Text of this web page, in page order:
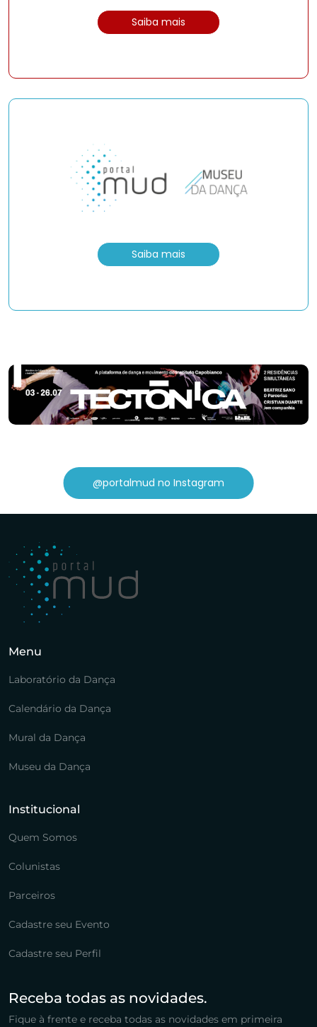
Saiba mais
Saiba mais
@portalmud no Instagram
Menu
Laboratório da Dança
Calendário da Dança
Mural da Dança
Museu da Dança
Institucional
Quem Somos
Colunistas
Parceiros
Cadastre seu Evento
Cadastre seu Perfil
Receba todas as novidades.
Fique à frente e receba todas as novidades em primeira